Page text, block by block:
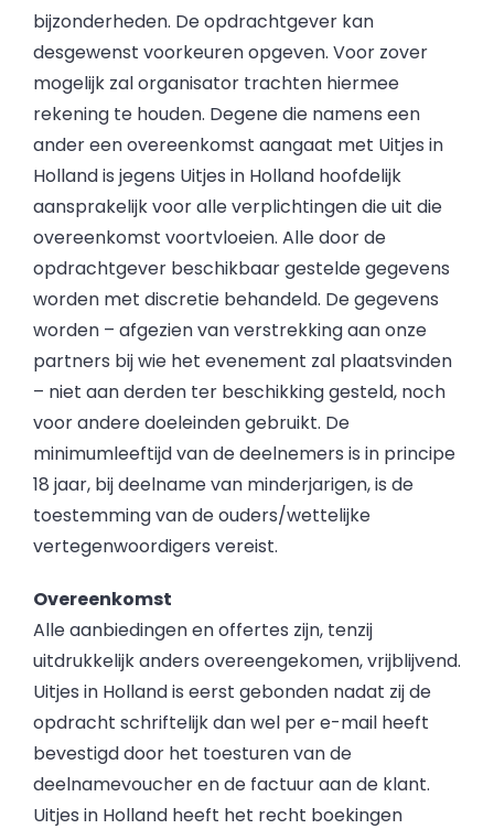
bijzonderheden. De opdrachtgever kan
desgewenst voorkeuren opgeven. Voor zover
mogelijk zal organisator trachten hiermee
rekening te houden. Degene die namens een
ander een overeenkomst aangaat met Uitjes in
Holland is jegens Uitjes in Holland hoofdelijk
aansprakelijk voor alle verplichtingen die uit die
overeenkomst voortvloeien. Alle door de
opdrachtgever beschikbaar gestelde gegevens
worden met discretie behandeld. De gegevens
worden – afgezien van verstrekking aan onze
partners bij wie het evenement zal plaatsvinden
– niet aan derden ter beschikking gesteld, noch
voor andere doeleinden gebruikt. De
minimumleeftijd van de deelnemers is in principe
18 jaar, bij deelname van minderjarigen, is de
toestemming van de ouders/wettelijke
vertegenwoordigers vereist.
Overeenkomst
Alle aanbiedingen en offertes zijn, tenzij
uitdrukkelijk anders overeengekomen, vrijblijvend.
Uitjes in Holland is eerst gebonden nadat zij de
opdracht schriftelijk dan wel per e-mail heeft
bevestigd door het toesturen van de
deelnamevoucher en de factuur aan de klant.
Uitjes in Holland heeft het recht boekingen